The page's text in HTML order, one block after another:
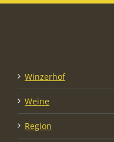
Winzerhof
Weine
Region